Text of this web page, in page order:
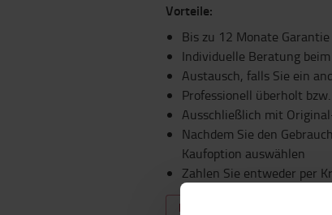
Vorteile:
Bis zu 12 Monate Garantie
Individuelle Beratung
Austausch, falls Sie ein
Professionell überholt
Ausschließlich mit
Nachdem Sie den
Kaufoption auswählen
Zahlen Sie entweder per
KAUFEN SIE EIN